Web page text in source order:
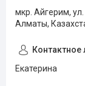
мкр. Айгерим,
Алматы,
Екатерина